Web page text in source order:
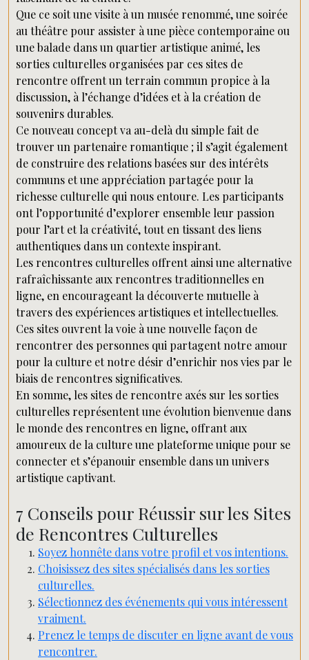
Que ce soit une visite à un musée renommé, une soirée
au théâtre pour assister à une pièce contemporaine ou
une balade dans un quartier artistique animé, les
sorties culturelles organisées par ces sites de
rencontre offrent un terrain commun propice à la
discussion, à l’échange d’idées et à la création de
souvenirs durables.
Ce nouveau concept va au-delà du simple fait de
trouver un partenaire romantique ; il s’agit également
de construire des relations basées sur des intérêts
communs et une appréciation partagée pour la
richesse culturelle qui nous entoure. Les participants
ont l’opportunité d’explorer ensemble leur passion
pour l’art et la créativité, tout en tissant des liens
authentiques dans un contexte inspirant.
Les rencontres culturelles offrent ainsi une alternative
rafraîchissante aux rencontres traditionnelles en
ligne, en encourageant la découverte mutuelle à
travers des expériences artistiques et intellectuelles.
Ces sites ouvrent la voie à une nouvelle façon de
rencontrer des personnes qui partagent notre amour
pour la culture et notre désir d’enrichir nos vies par le
biais de rencontres significatives.
En somme, les sites de rencontre axés sur les sorties
culturelles représentent une évolution bienvenue dans
le monde des rencontres en ligne, offrant aux
amoureux de la culture une plateforme unique pour se
connecter et s’épanouir ensemble dans un univers
artistique captivant.
7 Conseils pour Réussir sur les Sites
de Rencontres Culturelles
Soyez honnête dans votre profil et vos intentions.
Choisissez des sites spécialisés dans les sorties
culturelles.
Sélectionnez des événements qui vous intéressent
vraiment.
Prenez le temps de discuter en ligne avant de vous
rencontrer.